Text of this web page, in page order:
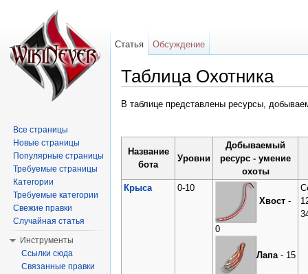
Таблица Охотника
В таблице представлены ресурсы,
Название
бота
Уровни
Добываемый
ресурс - умение
охоты
Крыса
0-10
Хвост-
0
Лапа- 15
Статья Обсуждение
Все страницы
Новые страницы
Популярные страницы
Требуемые страницы
Категории
Требуемые категории
Свежие правки
Случайная статья
Инструменты
Ссылки сюда
Связанные правки